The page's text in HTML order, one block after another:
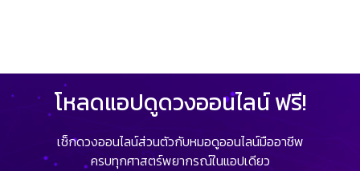
โหลดแอปดูดวงออนไลน์ ฟรี!
เช็กดวงออนไลน์ส่วนตัวกับหมอดูออนไลน์มืออาชีพ
ครบทุกศาสตร์พยากรณ์ในแอปเดียว